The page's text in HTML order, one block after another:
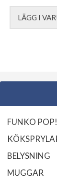
LÄGG I
FUNKO POP!
BELYSNING
MUGGAR